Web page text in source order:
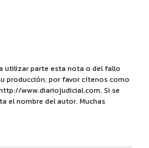
utilizar parte esta nota o del fallo
producción, por favor cítenos como
www.diariojudicial.com. Si se
el nombre del autor. Muchas